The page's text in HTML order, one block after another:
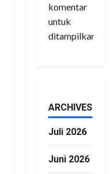
komentar
untuk
ditampilkan.
ARCHIVES
Juli 2026
Juni 2026